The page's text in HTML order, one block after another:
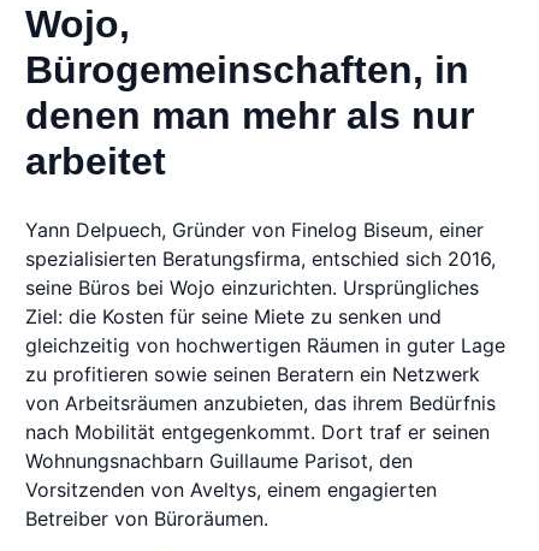
Wojo,
Bürogemeinschaften, in
denen man mehr als nur
arbeitet
Yann Delpuech, Gründer von Finelog Biseum, einer
spezialisierten Beratungsfirma, entschied sich 2016,
seine Büros bei Wojo einzurichten. Ursprüngliches
Ziel: die Kosten für seine Miete zu senken und
gleichzeitig von hochwertigen Räumen in guter Lage
zu profitieren sowie seinen Beratern ein Netzwerk
von Arbeitsräumen anzubieten, das ihrem Bedürfnis
nach Mobilität entgegenkommt. Dort traf er seinen
Wohnungsnachbarn Guillaume Parisot, den
Vorsitzenden von Aveltys, einem engagierten
Betreiber von Büroräumen.